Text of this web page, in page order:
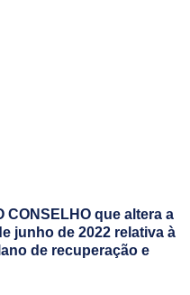
Portlet
CONSELHO que altera a
junho de 2022 relativa à
de recuperação e